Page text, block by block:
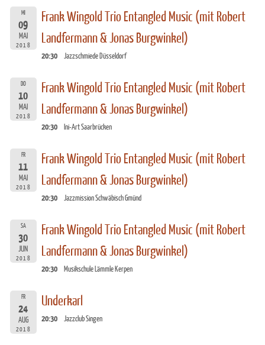
MI
09
MAI
2018
Frank Wingold Trio Entangled Music (mit Robert
Landfermann & Jonas Burgwinkel)
20:30 Jazzschmiede Düsseldorf
DO
10
MAI
2018
Frank Wingold Trio Entangled Music (mit Robert
Landfermann & Jonas Burgwinkel)
20:30 Ini-Art Saarbrücken
FR
11
MAI
2018
Frank Wingold Trio Entangled Music (mit Robert
Landfermann & Jonas Burgwinkel)
20:30 Jazzmission Schwäbisch Gmünd
SA
30
JUN
2018
Frank Wingold Trio Entangled Music (mit Robert
Landfermann & Jonas Burgwinkel)
20:30 Musikschule Lämmle Kerpen
FR
24
AUG
2018
Underkarl
20:30 Jazzclub Singen